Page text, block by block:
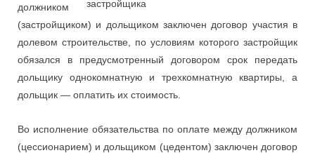
должником
(застройщиком) и дольщиком заключен договор участия в
долевом строительстве, по условиям которого застройщик
обязался в предусмотренный договором срок передать
дольщику однокомнатную и трехкомнатную квартиры, а
дольщик — оплатить их стоимость.
Во исполнение обязательства по оплате между должником
(цессионарием) и дольщиком (цедентом) заключен договор